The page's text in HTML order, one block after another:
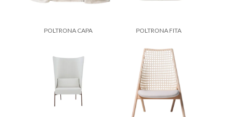
POLTRONA CAPA POLTRONA FITA